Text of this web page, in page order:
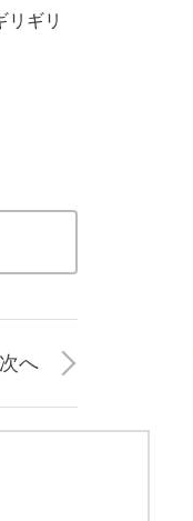
リギリ
次へ